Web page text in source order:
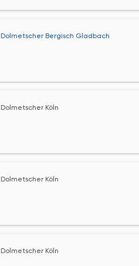
Dolmetscher Bergisch Gladbach
Dolmetscher Köln
Dolmetscher Köln
Dolmetscher Köln